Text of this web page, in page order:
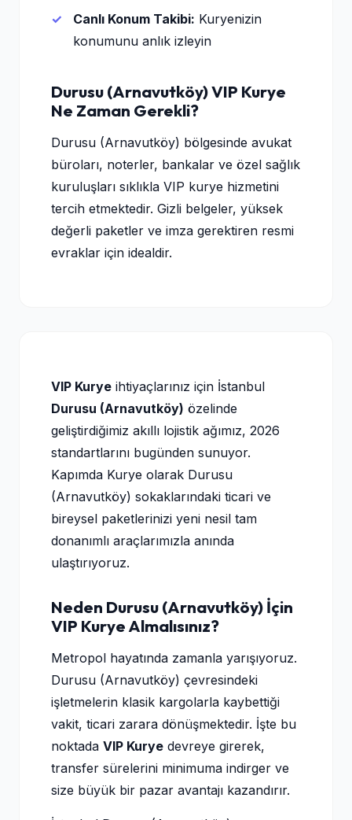
Canlı Konum Takibi: Kuryenizin
konumunu anlık izleyin
Durusu (Arnavutköy) VIP Kurye
Ne Zaman Gerekli?
Durusu (Arnavutköy) bölgesinde avukat
büroları, noterler, bankalar ve özel sağlık
kuruluşları sıklıkla VIP kurye hizmetini
tercih etmektedir. Gizli belgeler, yüksek
değerli paketler ve imza gerektiren resmi
evraklar için idealdir.
VIP Kurye ihtiyaçlarınız için İstanbul
Durusu (Arnavutköy) özelinde
geliştirdiğimiz akıllı lojistik ağımız, 2026
standartlarını bugünden sunuyor.
Kapımda Kurye olarak Durusu
(Arnavutköy) sokaklarındaki ticari ve
bireysel paketlerinizi yeni nesil tam
donanımlı araçlarımızla anında
ulaştırıyoruz.
Neden Durusu (Arnavutköy) İçin
VIP Kurye Almalısınız?
Metropol hayatında zamanla yarışıyoruz.
Durusu (Arnavutköy) çevresindeki
işletmelerin klasik kargolarla kaybettiği
vakit, ticari zarara dönüşmektedir. İşte bu
noktada VIP Kurye devreye girerek,
transfer sürelerini minimuma indirger ve
size büyük bir pazar avantajı kazandırır.